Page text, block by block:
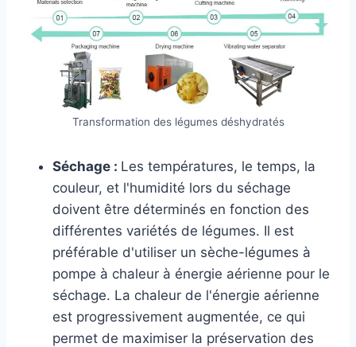
Transformation des légumes déshydratés
Séchage : Les températures, le temps, la
couleur, et l'humidité lors du séchage
doivent être déterminés en fonction des
différentes variétés de légumes. Il est
préférable d'utiliser un sèche-légumes à
pompe à chaleur à énergie aérienne pour le
séchage. La chaleur de l'énergie aérienne
est progressivement augmentée, ce qui
permet de maximiser la préservation des